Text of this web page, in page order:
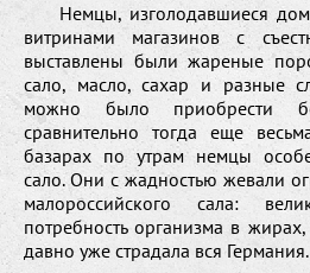
Немцы, изголодавшиеся
витринами магазинов с
выставлены были жареные
сало, масло, сахар и разные
можно было приобрести
сравнительно тогда еще
базарах по утрам немцы
сало. Они с жадностью жевали
малороссийского сала:
потребность организма в
давно уже страдала вся Германия.